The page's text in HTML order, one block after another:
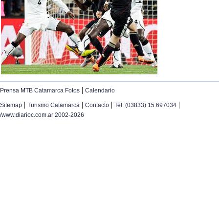
Prensa MTB Catamarca Fotos | Calendario
Sitemap | Turismo Catamarca | Contacto | Tel. (03833) 15 697034 |
/www.diarioc.com.ar 2002-2026